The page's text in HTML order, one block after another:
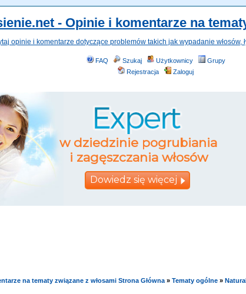
- Opinie i komentarze na
opinie i komentarze dotyczące problemów takich jak wypadanie włosów,
FAQ Szukaj Użytkownicy
Grupy
Rejestracja
Zaloguj
na tematy związane z włosami Strona Główna » Tematy ogólne »